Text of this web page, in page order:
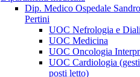
Dip. Medico Ospedale Sandro
Pertini
UOC Nefrologia e
UOC Medicina
UOC Oncologia
UOC Cardiologia
posti letto)